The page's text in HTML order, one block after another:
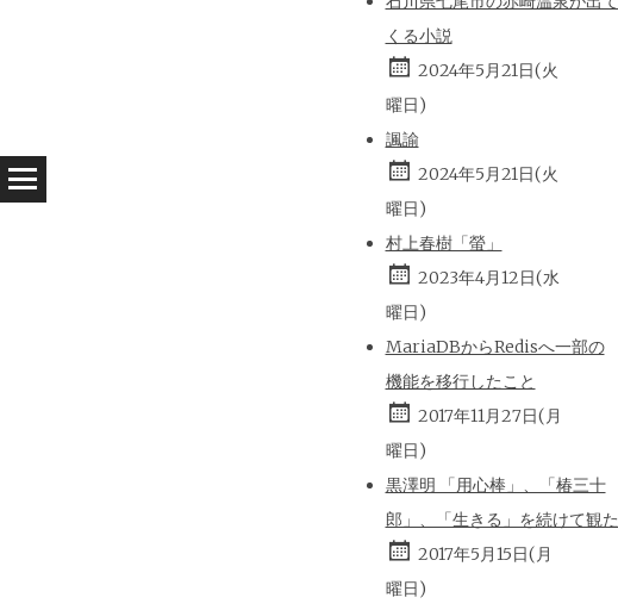
くる小説
2024年5月21日(火
曜日)
諷諭
2024年5月21日(火
曜日)
村上春樹「螢」
2023年4月12日(水
曜日)
MariaDBからRedisへ一部の
機能を移行したこと
2017年11月27日(月
曜日)
黒澤明 「用心棒」、「椿三十
郎」、「生きる」を続けて観た
2017年5月15日(月
曜日)